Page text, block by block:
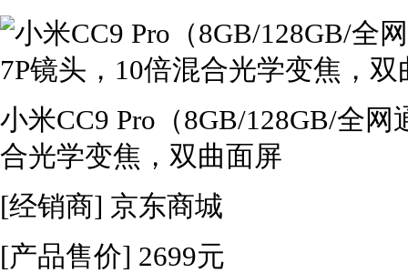
小米CC9 Pro（8GB/128GB/全
合光学变焦，双曲面屏
[经销商] 京东商城
[产品售价] 2699元